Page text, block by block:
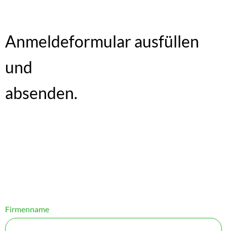
Anmeldeformular ausfüllen
und
absenden.
Firmenname